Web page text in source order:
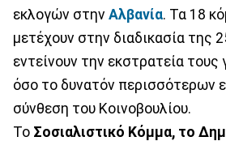
εκλογών στην Αλβανία. Τα 18
μετέχουν στην διαδικασία της
εντείνουν την εκστρατεία τους
όσο το δυνατόν περισσότερων
σύνθεση του Κοινοβουλίου.
Το Σοσιαλιστικό Κόμμα, το